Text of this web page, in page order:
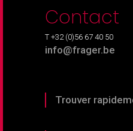
Contact
T +32 (0)56 67 40 50
info@frager.be
Trouver